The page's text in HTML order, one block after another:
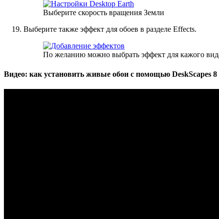
Выберите скорость вращения Земли
Выберите также эффект для обоев в разделе Effects.
По желанию можно выбрать эффект для кажого
Видео: как установить живые обои с помощью DeskScapes 8